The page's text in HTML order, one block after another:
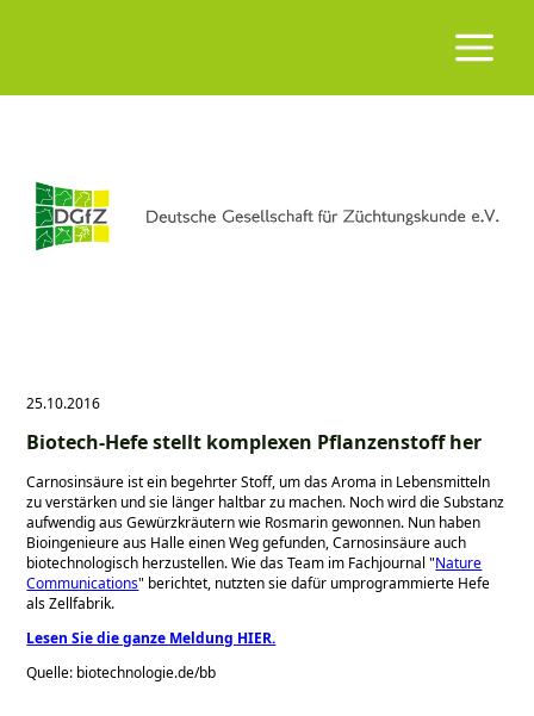
25.10.2016
Biotech-Hefe stellt komplexen Pflanzenstoff her
Carnosinsäure ist ein begehrter Stoff, um das Aroma in Lebensmitteln
zu verstärken und sie länger haltbar zu machen. Noch wird die Substanz
aufwendig aus Gewürzkräutern wie Rosmarin gewonnen. Nun haben
Bioingenieure aus Halle einen Weg gefunden, Carnosinsäure auch
biotechnologisch herzustellen. Wie das Team im Fachjournal Nature
Communications berichtet, nutzten sie dafür umprogrammierte Hefe
als Zellfabrik.
Lesen Sie die ganze Meldung HIER.
Quelle: biotechnologie.de/bb